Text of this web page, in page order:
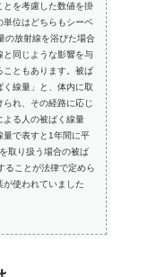
とを考慮した数値を掛
単位はどちらもシーベ
の放射線を浴びた場合
と同じような影響を与
こともあります。被ば
く線量」と、体内に取
られ、その経路に応じ
よる人の被ばく線量
量で表すと1年間に平
取り扱う場合の被ば
ることが法律で定めら
使われていました